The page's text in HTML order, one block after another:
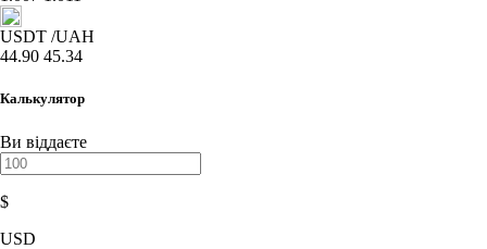
USDT /UAH
44.90 45.34
Калькулятор
Ви віддаєте
$
USD